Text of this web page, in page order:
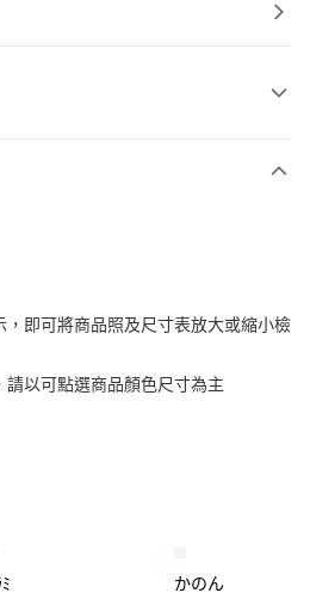
即可將商品照及尺寸表放大或縮小檢
以可點選商品顏色尺寸為主
かのん